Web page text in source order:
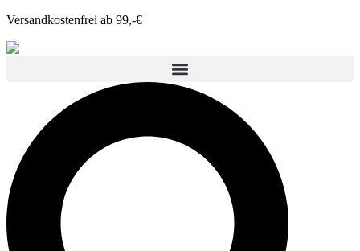
Versandkostenfrei ab 99,-€